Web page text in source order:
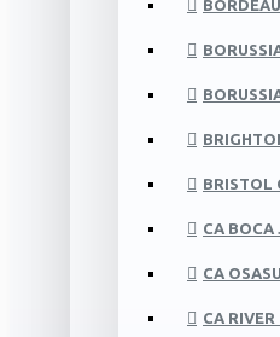
BRISTOL
CA BOCA
CA
CA RIVER